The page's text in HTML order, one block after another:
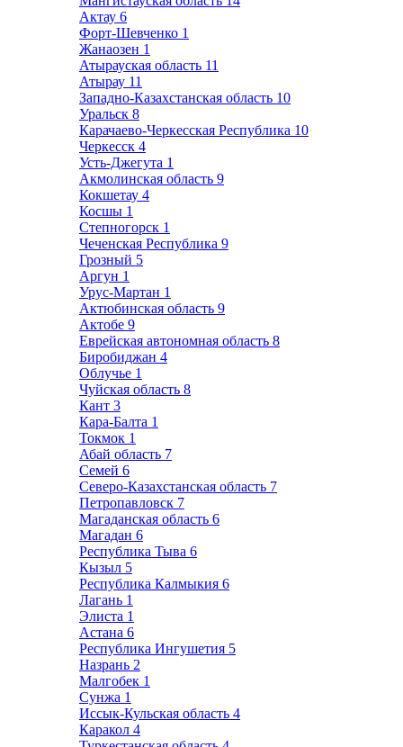
Актау 6
Форт-Шевченко 1
Жанаозен 1
Атырауская область 11
Атырау 11
Западно-Казахстанская область 10
Уральск 8
Карачаево-Черкесская Республика 10
Черкесск 4
Усть-Джегута 1
Акмолинская область 9
Кокшетау 4
Косшы 1
Степногорск 1
Чеченская Республика 9
Грозный 5
Аргун 1
Урус-Мартан 1
Актюбинская область 9
Актобе 9
Еврейская автономная область 8
Биробиджан 4
Облучье 1
Чуйская область 8
Кант 3
Кара-Балта 1
Токмок 1
Абай область 7
Семей 6
Северо-Казахстанская область 7
Петропавловск 7
Магаданская область 6
Магадан 6
Республика Тыва 6
Кызыл 5
Республика Калмыкия 6
Лагань 1
Элиста 1
Астана 6
Республика Ингушетия 5
Назрань 2
Малгобек 1
Сунжа 1
Иссык-Кульская область 4
Каракол 4